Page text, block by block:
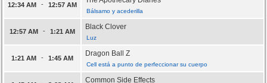
12:34 AM - 12:57 AM
Bálsamo y acederilla
12:57 AM - 1:21 AM
Black Clover
Luz
1:21 AM - 1:45 AM
Dragon Ball Z
Cell está a punto de perfeccionar su cuerpo
Common Side Effects